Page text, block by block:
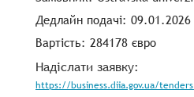
Дедлайн подачі: 09.01.2026
Вартість: 284178 євро
Надіслати заявку:
https://business.diia.gov.ua/